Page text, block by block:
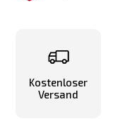
Kostenloser
Versand